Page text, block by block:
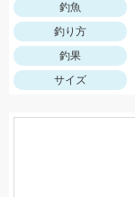
釣魚
釣り方
釣果
サイズ